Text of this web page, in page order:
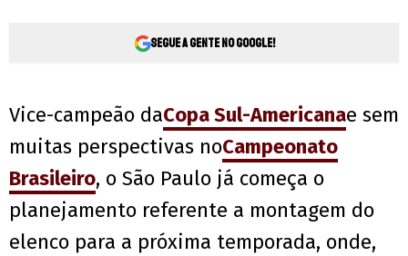
Segue a gente no Google!
Vice-campeão daCopa Sul-Americanae sem
muitas perspectivas noCampeonato
Brasileiro, o São Paulo já começa o
planejamento referente a montagem do
elenco para a próxima temporada, onde,